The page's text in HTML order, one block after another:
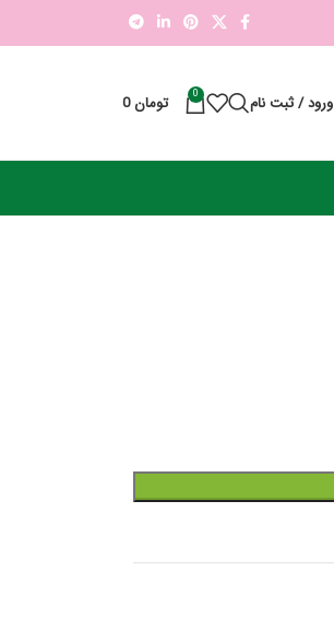
ورود / ثبت نام 0 تومان0